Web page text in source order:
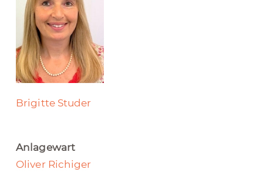
Brigitte Studer
Anlagewart
Oliver Richiger